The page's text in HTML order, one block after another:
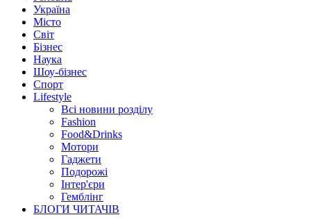
Україна
Місто
Світ
Бізнес
Наука
Шоу-бізнес
Спорт
Lifestyle
Всі новини розділу
Fashion
Food&Drinks
Мотори
Гаджети
Подорожі
Інтер'єри
Гемблінг
БЛОГИ ЧИТАЧІВ